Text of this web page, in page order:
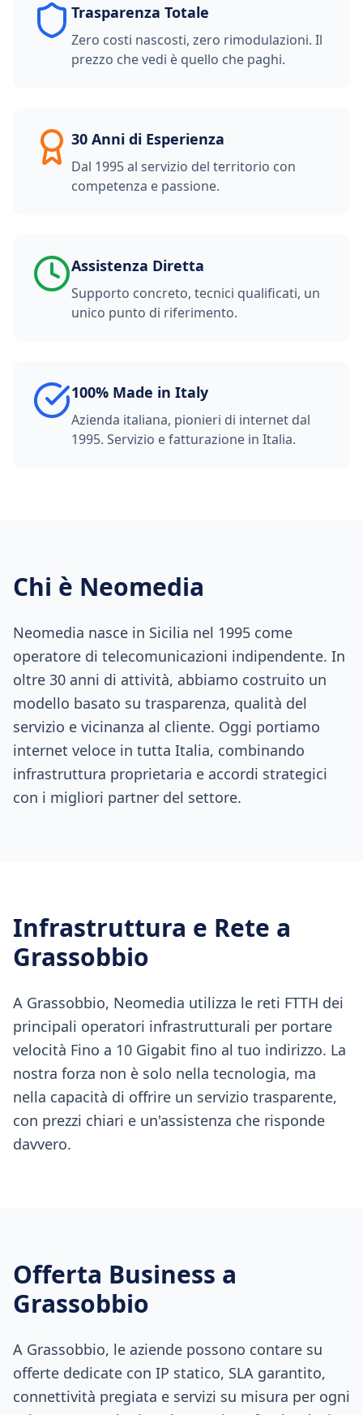
Trasparenza Totale
Zero costi nascosti, zero rimodulazioni. Il
prezzo che vedi è quello che paghi.
30 Anni di Esperienza
Dal 1995 al servizio del territorio con
competenza e passione.
Assistenza Diretta
Supporto concreto, tecnici qualificati, un
unico punto di riferimento.
100% Made in Italy
Azienda italiana, pionieri di internet dal
1995. Servizio e fatturazione in Italia.
Chi è Neomedia
Neomedia nasce in Sicilia nel 1995 come
operatore di telecomunicazioni indipendente. In
oltre 30 anni di attività, abbiamo costruito un
modello basato su trasparenza, qualità del
servizio e vicinanza al cliente. Oggi portiamo
internet veloce in tutta Italia, combinando
infrastruttura proprietaria e accordi strategici
con i migliori partner del settore.
Infrastruttura e Rete a
Grassobbio
A Grassobbio, Neomedia utilizza le reti FTTH dei
principali operatori infrastrutturali per portare
velocità Fino a 10 Gigabit fino al tuo indirizzo. La
nostra forza non è solo nella tecnologia, ma
nella capacità di offrire un servizio trasparente,
con prezzi chiari e un'assistenza che risponde
davvero.
Offerta Business a
Grassobbio
A Grassobbio, le aziende possono contare su
offerte dedicate con IP statico, SLA garantito,
connettività pregiata e servizi su misura per ogni